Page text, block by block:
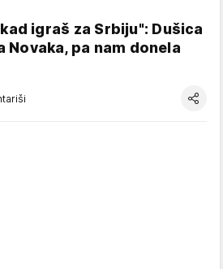
igraš za Srbiju": Dušica
Novaka, pa nam donela